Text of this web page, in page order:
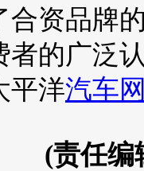
合资品牌
者的广泛
平洋汽车
(责任编